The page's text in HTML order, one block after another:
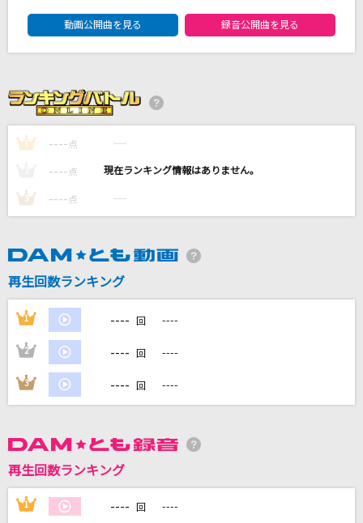
SixTONES
名前を呼ぶよ
ラックライフ
PIECES OF A DREAM
山内惠介
カラオケ最新情報をチェック！
DAM★ともボーカルエントリーランキング
動画公開曲を見る
録音公開曲を見る
1 ---- 点 ----
---- 点 ----
3 ---- 点 ----
再生回数ランキング
1 ---- 回 ----
2 ---- 回 ----
3 ---- 回 ----
再生回数ランキング
1 ---- 回 ----